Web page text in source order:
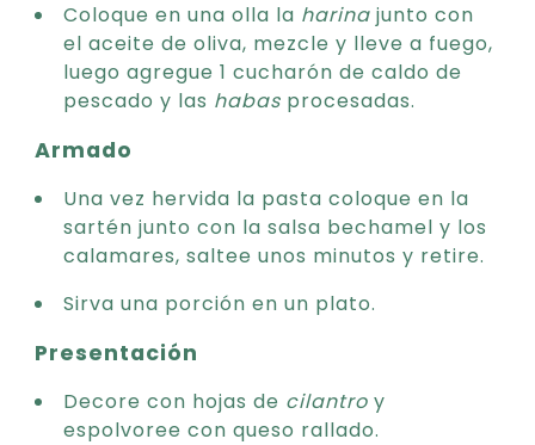
Coloque en una olla la harina junto con
el aceite de oliva, mezcle y lleve a fuego,
luego agregue 1 cucharón de caldo de
pescado y las habas procesadas.
Armado
Una vez hervida la pasta coloque en la
sartén junto con la salsa bechamel y los
calamares, saltee unos minutos y retire.
Sirva una porción en un plato.
Presentación
Decore con hojas de cilantro y
espolvoree con queso rallado.